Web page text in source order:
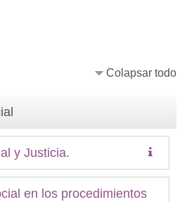
Colapsar todo
y Justicia.
en los procedimientos